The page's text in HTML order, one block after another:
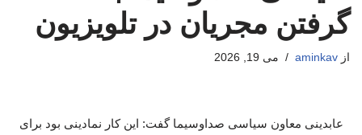
گرفتن مجریان در تلویزیون
از aminkav می 19, 2026
عابدینی معاون سیاسی صداوسیما گفت: این کار نمادینی بود برای